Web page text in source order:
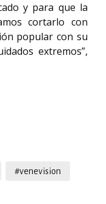
y para que la
cortarlo con
popular con su
extremos”,
#venevision